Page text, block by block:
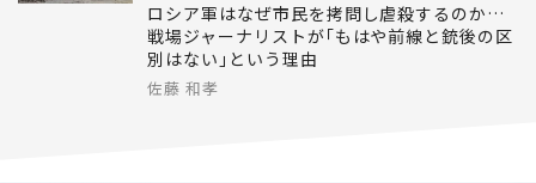
ロシア軍はなぜ市民を拷問し虐殺するのか…
戦場ジャーナリストが｢もはや前線と銃後の区
別はない｣という理由
佐藤 和孝